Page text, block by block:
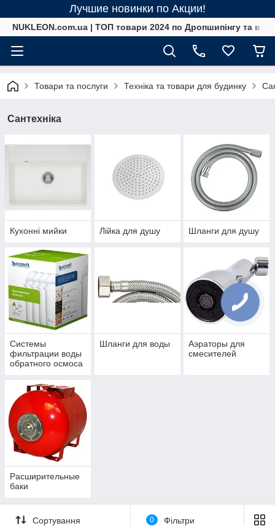
Лучшие новинки по Акции!
NUKLEON.com.ua | ТОП товари 2024 по Дропшипінгу та в
Товари та послуги Техніка та товари для будинку
Сантехніка
Кухонні мийки Лійка для душу Шланги для душу
Системы
фильтрации воды
обратного осмоса
Шланги для воды
Аэраторы для
смесителей
Расширительные
баки
Сортування 0 Фільтри